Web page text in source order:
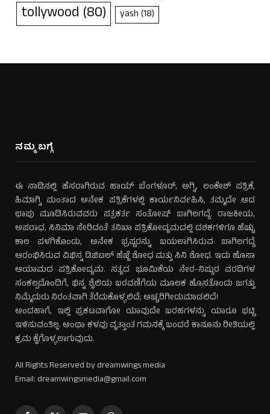
tollywood (80) yash(18)
ನಮ್ಮ ಬಗ್ಗೆ
ಈ ನಾಡಿನಲ್ಲಿ ಹೆಸರಾಗಿರುವ ಹಾಯ್ ಬೆಂಗಳೂರ್, ಅಗ್ನಿ, ಲಂಕೇಶ್ ಪತ್ರಿಕೆ,
ಹಿಮಾಗ್ನಿ ಮಂತಾದ ಅನೇಕ ಪತ್ರಿಕೆಗಳಲ್ಲಿ ಕಾರ್ಯನಿರ್ವಹಿಸಿ, ತಮ್ಮದೇ ಆದ
ಛಾಪು ಮೂಡಿಸಿರುವವರು ಪತ್ರಕರ್ತ ಸಂತೋಷ್ ಬಾಗಿಲಗದ್ದೆ. ರಾಜಕೀಯ,
ಅಪರಾಧ, ಸಿನಿಮಾ ಸೇರಿದಂತೆ ತನಿಖಾ ಪತ್ರಿಕೋದ್ಯಮದಲ್ಲಿ ದಶಕಗಳಿಗೂ ಹೆಚ್ಚು
ಕಾಲ ಪಳಗಿಕೊಂಡು, ಅನೇಕ ಭ್ರಷ್ಟರನ್ನು ಬಯಲಾಗಿಸಿರುವ ಬಾಗಿಲಗದ್ದೆ
ಆರಂಭಿಸಿರುವ ವಿಭಿನ್ನ ಡಿಜಿಟಲ್ ಹೆಜ್ಜೆ ಶೋಧ ಮತ್ತು ಸಿನಿ ಶೋಧ. ಇದು ಹೊಸಾ
ಆಯಾಮದ ಪತ್ರಿಕೋದ್ಯಮ. ಸತ್ಯದ ಭೂಮಿಕೆಯ ನೇರ-ನಿಷ್ಠುರ ವರದಿಗಳ
ಸಂಕಲ್ಪದೊಂದಿಗೆ, ಭಿನ್ನ ಶೈಲಿಯ ಬರವಣಿಗೆಯ ಮೂಲಕ ಹೊಸತೊಂದು ಜಗತ್ತು
ನಿಮ್ಮೆದುರು ನಿರಂತವಾಗಿ ತೆರೆದುಕೊಳ್ಳಲಿದೆ; ಅಚ್ಚರಿಗೀಡುಮಾಡಲಿದೆ!
ಅಂದಹಾಗೆ, ಇಲ್ಲಿ ಪ್ರಕಟವಾಗೋ ಯಾವುದೇ ಬರಹಗಳನ್ನು ಯಾರೂ ಭಟ್ಟಿ
ಇಳಿಸುವಂತಿಲ್ಲ. ಅಂಥಾ ಕಳವು ವೃತ್ತಾಂತ ಗಮನಕ್ಕೆ ಬಂದರೆ ಕಾನೂನು ರೀತಿಯಲ್ಲಿ
ಕ್ರಮ ಕೈಗೊಳ್ಳಲಾಗುವುದು.
All Rights Reserved by dreamwings media
Email: dreamwingsmedia@gmail.com